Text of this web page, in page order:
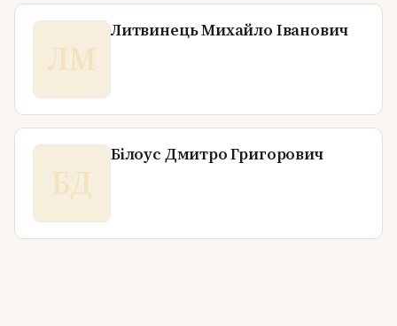
ЛМ
Литвинець Михайло Іванович
БД
Білоус Дмитро Григорович